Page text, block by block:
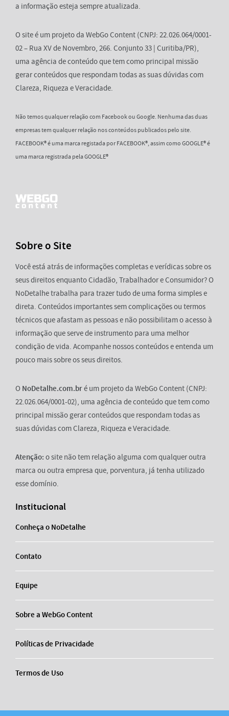
a informação esteja sempre atualizada.
O site é um projeto da WebGo Content (CNPJ: 22.026.064/0001-
02 – Rua XV de Novembro, 266. Conjunto 33 | Curitiba/PR),
uma agência de conteúdo que tem como principal missão
gerar conteúdos que respondam todas as suas dúvidas com
Clareza, Riqueza e Veracidade.
Não temos qualquer relação com Facebook ou Google. Nenhuma das duas
empresas tem qualquer relação nos conteúdos publicados pelo site.
FACEBOOK® é uma marca registada por FACEBOOK®, assim como GOOGLE® é
uma marca registrada pela GOOGLE®
Sobre o Site
Você está atrás de informações completas e verídicas sobre os
seus direitos enquanto Cidadão, Trabalhador e Consumidor? O
NoDetalhe trabalha para trazer tudo de uma forma simples e
direta. Conteúdos importantes sem complicações ou termos
técnicos que afastam as pessoas e não possibilitam o acesso à
informação que serve de instrumento para uma melhor
condição de vida. Acompanhe nossos conteúdos e entenda um
pouco mais sobre os seus direitos.
O NoDetalhe.com.bré um projeto da WebGo Content (CNPJ:
22.026.064/0001-02), uma agência de conteúdo que tem como
principal missão gerar conteúdos que respondam todas as
suas dúvidas com Clareza, Riqueza e Veracidade.
Atenção: o site não tem relação alguma com qualquer outra
marca ou outra empresa que, porventura, já tenha utilizado
esse domínio.
Institucional
Conheça o NoDetalhe
Contato
Equipe
Sobre a WebGo Content
Políticas de Privacidade
Termos de Uso